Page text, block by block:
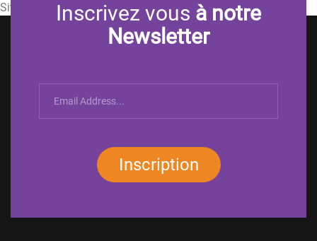
Site de WordPress-FRInscrivez vous à notre
Newsletter
Inscription